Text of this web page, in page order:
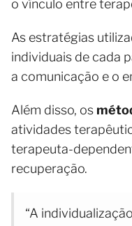
o vínculo entre
As estratégias
individuais de cada
a comunicação e o
Além disso, os
atividades
terapeuta-
recuperação.
“A